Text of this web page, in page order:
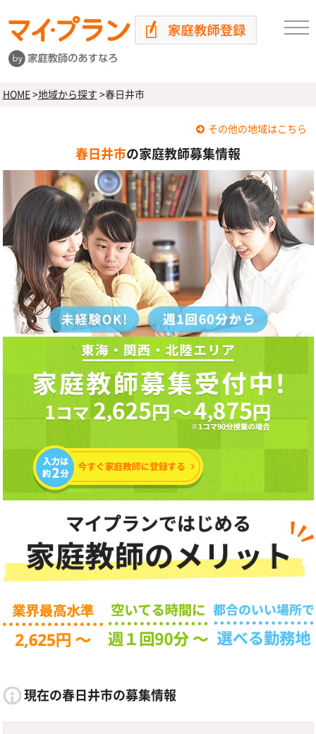
HOME>地域から探す >春日井市
その他の地域はこちら
春日井市の家庭教師募集情報
現在の春日井市の募集情報